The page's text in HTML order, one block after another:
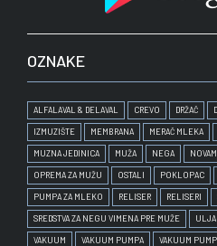
OZNAKE
ALFALAVAL & DELAVAL CREVO DRŽAČ
IZMUZIŠTE MEMBRANA MERAČ MLEKA
MUZNA JEDINICA MUŽA NEGA
OPREMA ZA MUŽU OSTALI POKLOPAC
PUMPA ZA MLEKO RELISER RELISERI
SREDSTVA ZA NEGU VIMENA PRE MUŽE ULJA
VAKUUM VAKUUM PUMPA VAKUUM